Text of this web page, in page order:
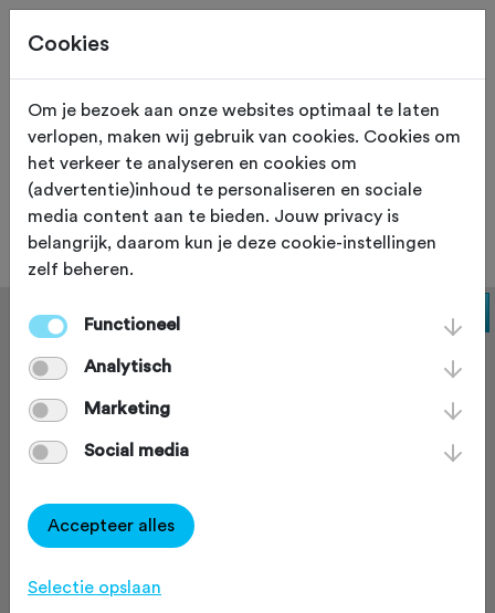
FIETSWINKEL Zaltbommel
Cycle Center 53-11
Cookies
Om je bezoek aan onze websites optimaal te laten
verlopen, maken wij gebruik van cookies. Cookies om
het verkeer te analyseren en cookies om
(advertentie)inhoud te personaliseren en sociale
media content aan te bieden. Jouw privacy is
belangrijk, daarom kun je deze cookie-instellingen
zelf beheren.
Functioneel
Analytisch
Marketing
Social media
Accepteer alles
Selectie opslaan